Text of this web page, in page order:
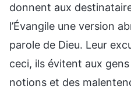
donnent aux
l’Évangile une version
parole de Dieu. Leur
ceci, ils évitent aux
notions et des